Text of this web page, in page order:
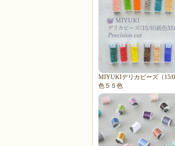
MIYUKIデリカビーズ（15/
色５５色